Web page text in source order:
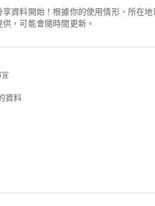
資料開始！根據你的使用情形、所在
，可能會隨時間更新。
資料